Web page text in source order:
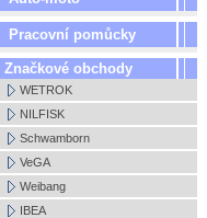
Pracovní pomůcky
Značkové obchody
WETROK
NILFISK
Schwamborn
VeGA
Weibang
IBEA